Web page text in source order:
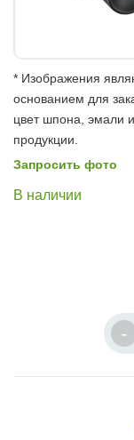
* Изображения
основанием для
цвет шпона, эмали
продукции.
Запросить фото
В наличии